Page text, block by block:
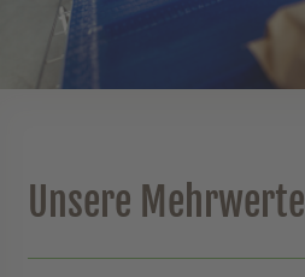
Unsere Mehrwerte